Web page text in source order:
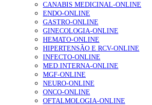
CANABIS MEDICINAL-ONLINE
ENDO-ONLINE
GASTRO-ONLINE
GINECOLOGIA-ONLINE
HEMATO-ONLINE
HIPERTENSÃO E RCV-ONLINE
INFECTO-ONLINE
MED.INTERNA-ONLINE
MGF-ONLINE
NEURO-ONLINE
ONCO-ONLINE
OFTALMOLOGIA-ONLINE